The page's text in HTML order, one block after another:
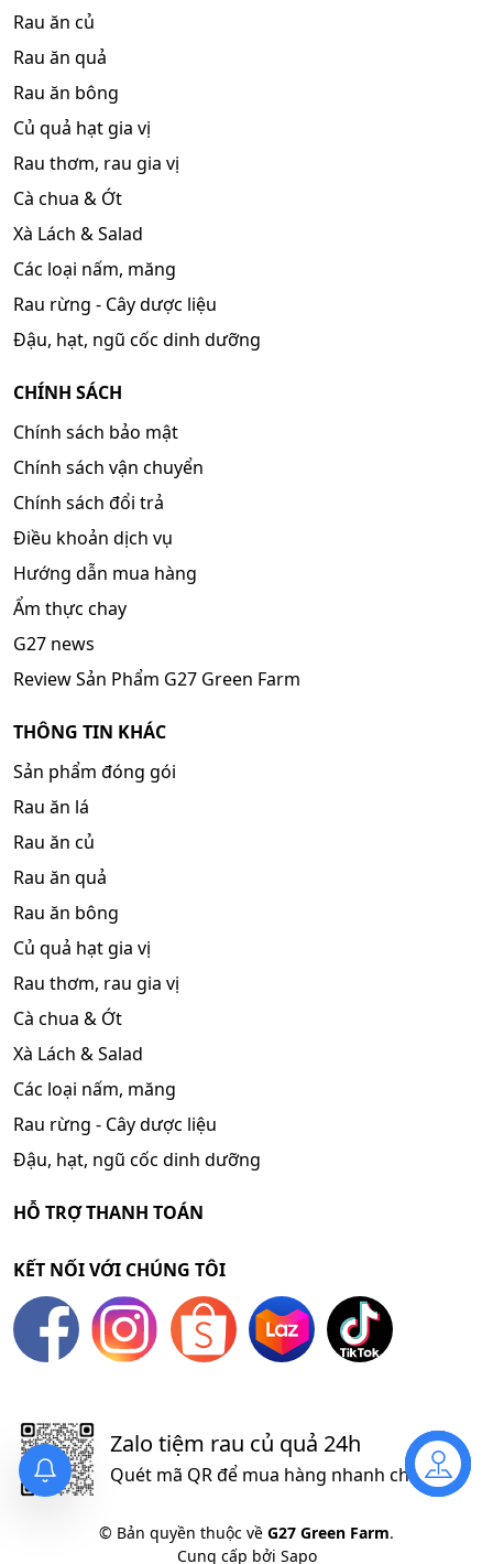
Rau ăn củ
Rau ăn quả
Rau ăn bông
Củ quả hạt gia vị
Rau thơm, rau gia vị
Cà chua & Ớt
Xà Lách & Salad
Các loại nấm, măng
Rau rừng - Cây dược liệu
Đậu, hạt, ngũ cốc dinh dưỡng
CHÍNH SÁCH
Chính sách bảo mật
Chính sách vận chuyển
Chính sách đổi trả
Điều khoản dịch vụ
Hướng dẫn mua hàng
Ẩm thực chay
G27 news
Review Sản Phẩm G27 Green Farm
THÔNG TIN KHÁC
Sản phẩm đóng gói
Rau ăn lá
Rau ăn củ
Rau ăn quả
Rau ăn bông
Củ quả hạt gia vị
Rau thơm, rau gia vị
Cà chua & Ớt
Xà Lách & Salad
Các loại nấm, măng
Rau rừng - Cây dược liệu
Đậu, hạt, ngũ cốc dinh dưỡng
HỖ TRỢ THANH TOÁN
KẾT NỐI VỚI CHÚNG TÔI
Zalo tiệm rau củ quả 24h
Quét mã QR để mua hàng nhanh chóng
© Bản quyền thuộc về G27 Green Farm.
Cung cấp bởi Sapo
Liên hệ